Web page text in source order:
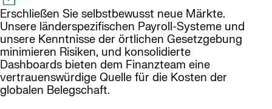
Erschließen Sie selbstbewusst neue Märkte.
Unsere länderspezifischen Payroll-Systeme und
unsere Kenntnisse der örtlichen Gesetzgebung
minimieren Risiken, und konsolidierte
Dashboards bieten dem Finanzteam eine
vertrauenswürdige Quelle für die Kosten der
globalen Belegschaft.